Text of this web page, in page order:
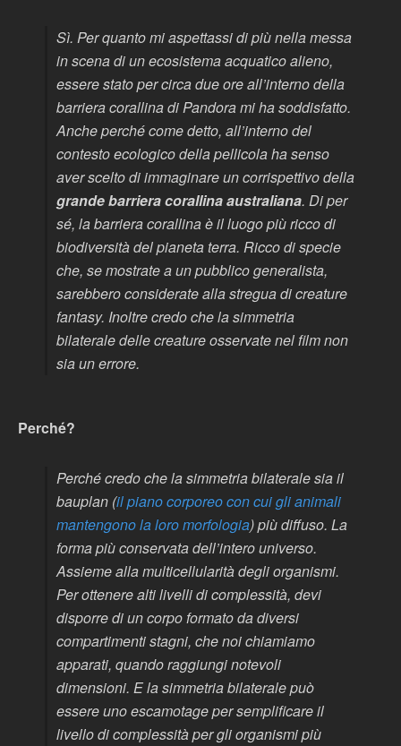
Sì. Per quanto mi aspettassi di più nella messa
in scena di un ecosistema acquatico alieno,
essere stato per circa due ore all’interno della
barriera corallina di Pandora mi ha soddisfatto.
Anche perché come detto, all’interno del
contesto ecologico della pellicola ha senso
aver scelto di immaginare un corrispettivo della
grande barriera corallina australiana. Di per
sé, la barriera corallina è il luogo più ricco di
biodiversità del pianeta terra. Ricco di specie
che, se mostrate a un pubblico generalista,
sarebbero considerate alla stregua di creature
fantasy. Inoltre credo che la simmetria
bilaterale delle creature osservate nel film non
sia un errore.
Perché?
Perché credo che la simmetria bilaterale sia il
bauplan (il piano corporeo con cui gli animali
mantengono la loro morfologia) più diffuso. La
forma più conservata dell’intero universo.
Assieme alla multicellularità degli organismi.
Per ottenere alti livelli di complessità, devi
disporre di un corpo formato da diversi
compartimenti stagni, che noi chiamiamo
apparati, quando raggiungi notevoli
dimensioni. E la simmetria bilaterale può
essere uno escamotage per semplificare il
livello di complessità per gli organismi più